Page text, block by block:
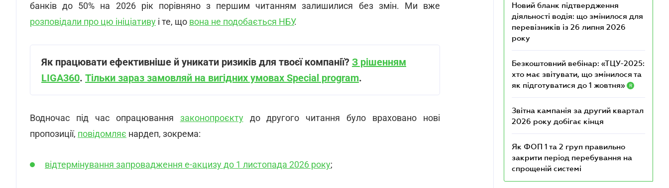
банків до 50% на 2026 рік порівняно з першим читанням залишилися без змін. Ми вже
розповідали про цю ініціативу і те, що вона не подобається НБУ.
Як працювати ефективніше й уникати ризиків для твоєї компанії? З рішенням
LIGA360. Тільки зараз замовляй на вигідних умовах Special program.
Водночас під час опрацювання законопроєктудо другого читання було враховано нові
пропозиції, повідомляє нардеп, зокрема:
відтермінування запровадження е-акцизу до 1 листопада 2026 року;
Новий бланк підтвердження
діяльності водія: що змінилося для
перевізників із 26 липня 2026
року
Безкоштовний вебінар: «ТЦУ-2025:
хто має звітувати, що змінилося та
як підготуватися до 1 жовтня»
R
Звітна кампанія за другий квартал
2026 року добігає кінця
Як ФОП 1 та 2 груп правильно
закрити період перебування на
спрощеній системі